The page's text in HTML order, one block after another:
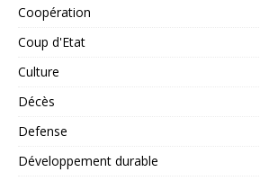
Coopération
Coup d'Etat
Culture
Décès
Defense
Développement durable